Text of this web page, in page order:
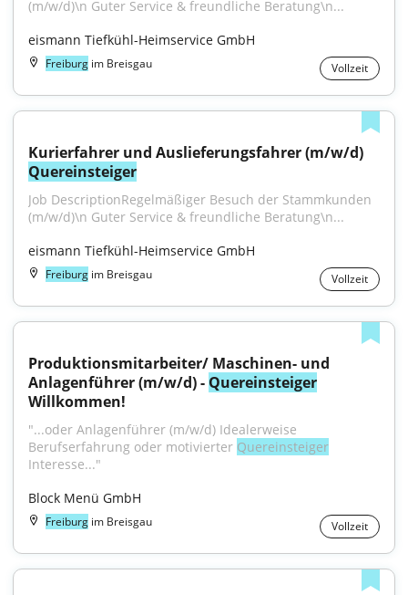
(m/w/d)\n Guter Service & freundliche Beratung\n...
eismann Tiefkühl-Heimservice GmbH
Freiburg im Breisgau Vollzeit
Quereinsteiger
Job DescriptionRegelmäßiger Besuch der Stammkunden
(m/w/d)\n Guter Service & freundliche Beratung\n...
eismann Tiefkühl-Heimservice GmbH
Freiburg im Breisgau Vollzeit
Produktionsmitarbeiter/ Maschinen- und
Anlagenführer (m/w/d) - Quereinsteiger
Willkommen!
"...oder Anlagenführer (m/w/d) Idealerweise
Berufserfahrung oder motivierter Quereinsteiger
Interesse..."
Block Menü GmbH
Freiburg im Breisgau Vollzeit